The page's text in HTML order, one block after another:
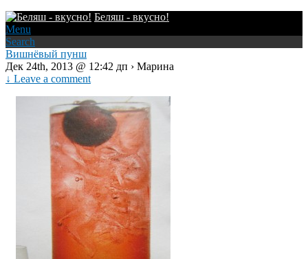
Беляш - вкусно!
Menu
Search
Вишнёвый пунш
Дек 24th, 2013 @ 12:42 дп › Марина
↓ Leave a comment